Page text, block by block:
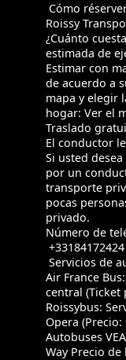
Cómo
Roissy
¿Cuánto
estimada de
Estimar con
de acuerdo a
mapa y elegir
hogar: Ver el
Traslado
El conductor
Si usted
por un
transporte
pocas
privado.
Número de
+33184172424
Servicios de
Air France
central (Ticket
Roissybus:
Opera (Precio:
Autobuses
Way Precio